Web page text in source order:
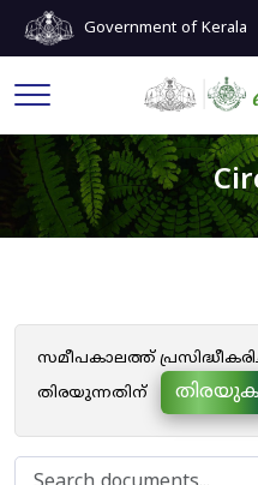
Government of Kerala
സമീപകാലത്ത്
തിരയുന്നതിന്
തിരയുക